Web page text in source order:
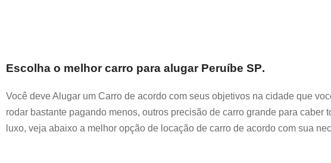
Escolha o melhor carro para alugar Peruíbe SP.
Você deve Alugar um Carro de acordo com seus objetivos na cidade que
rodar bastante pagando menos, outros precisão de carro grande para caber
luxo, veja abaixo a melhor opção de locação de carro de acordo com sua